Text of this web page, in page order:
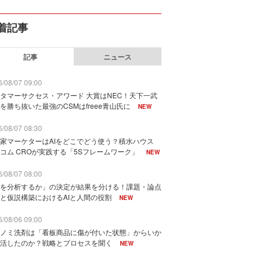
記事
記事 ニュース
08/07 09:00
マーサクセス・アワード 大賞はNEC！天下一武
勝ち抜いた最強のCSMはfreee青山氏に
NEW
08/07 08:30
マーケターはAIをどこでどう使う？積水ハウス
ム CROが実践する「5Sフレームワーク」
NEW
08/07 08:00
分析するか」の決定が結果を分ける！課題・論点
仮説構築におけるAIと人間の役割
NEW
08/06 09:00
ミ洗剤は「看板商品に傷が付いた状態」からいか
したのか？戦略とプロセスを聞く
NEW